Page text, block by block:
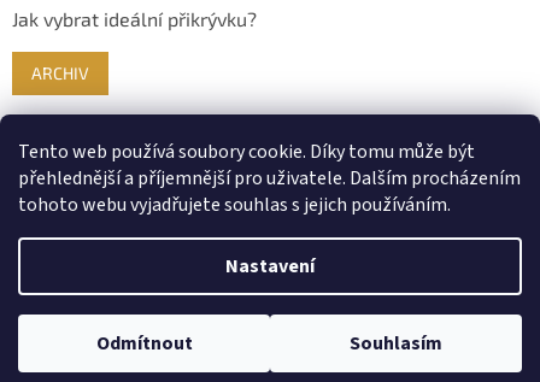
Tento web používá soubory cookie. Díky tomu může být
přehlednější a příjemnější pro uživatele. Dalším procházením
tohoto webu vyjadřujete souhlas s jejich používáním.
Nastavení
Odmítnout Souhlasím
Jak vybrat ideální přikrývku?
ARCHIV
Vytvořil Shoptet
Copyright 2026Bydlimekrasne.cz . Všechna práva vyhrazena.